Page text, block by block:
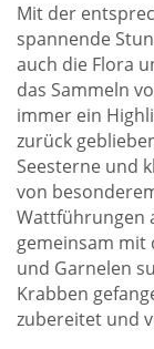
Mit der
spannende
auch die Flora
das Sammeln
immer ein
zurück
Seesterne und
von
Wattführungen
gemeinsam mit
und Garnelen
Krabben
zubereitet und